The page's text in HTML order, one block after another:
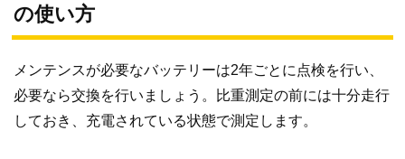
の使い方
メンテンスが必要なバッテリーは2年ごとに点検を行い、
必要なら交換を行いましょう。比重測定の前には十分走行
しておき、充電されている状態で測定します。